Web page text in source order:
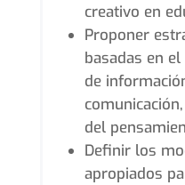
creativo en
Proponer
basadas en
de
del
Definir los
apropiados